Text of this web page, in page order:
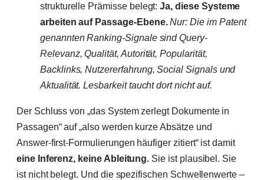
strukturelle Prämisse belegt:Ja, diese Systeme
arbeiten auf Passage-Ebene. Nur: Die im Patent
genannten Ranking-Signale sind Query-
Relevanz, Qualität, Autorität, Popularität,
Backlinks, Nutzererfahrung, Social Signals und
Aktualität. Lesbarkeit taucht dort nicht auf.
Der Schluss von „das System zerlegt Dokumente in
Passagen“ auf „also werden kurze Absätze und
Answer-first-Formulierungen häufiger zitiert“ ist damit
eine Inferenz, keine Ableitung. Sie ist plausibel. Sie
ist nicht belegt. Und die spezifischen Schwellenwerte –